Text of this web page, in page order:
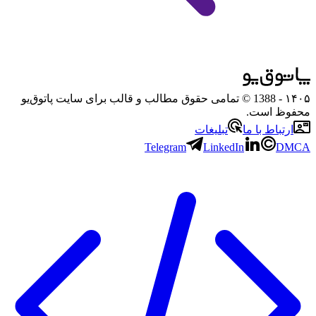
۱۴۰۵
- 1388 © تمامی حقوق مطالب و قالب برای سایت پاتوق‌یو
محفوظ است.
ارتباط با ما
تبلیغات
Telegram
LinkedIn DMCA